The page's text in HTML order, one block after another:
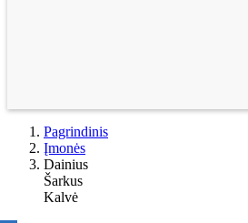
Pagrindinis
Įmonės
Dainius
Šarkus
Kalvė